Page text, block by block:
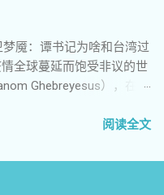
想把大屠杀的血案藏进
兄弟，今天我要用我的歌
我的心声再次让他们恐慌
你呼唤，我来看你了，
春天的新妆 你的灵魂与祖
里得知南京有个孙记者敢
记得那时博讯网上另有一
的拆迁黑幕，一城双声，
点 大，于是就有了南京
视频挂上了网，这下子事
魇：谭书记为啥和台湾过
全球蔓延而饱受非议的世
Ghebreyesus），在例
，特别是针对他黑人身份
想人在岛中坐，锅从天上
阅读全文